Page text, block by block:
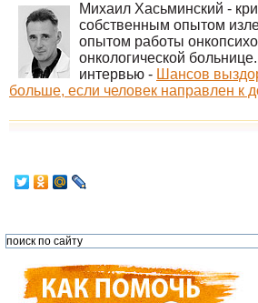
Михаил Хасьминский -
собственным опытом
опытом работы
онкологической
интервью - Шансов
больше, если человек направлен к